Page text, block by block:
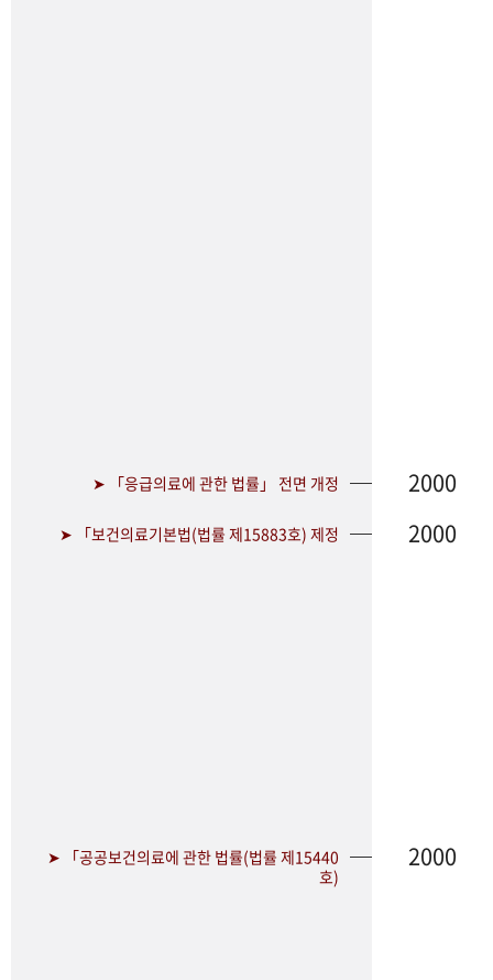
➤ 「응급의료에 관한 법률」 전면 개정 2000
➤ 「보건의료기본법(법률 제15883호) 제정 2000
➤ 「공공보건의료에 관한 법률(법률 제15440
호)
2000